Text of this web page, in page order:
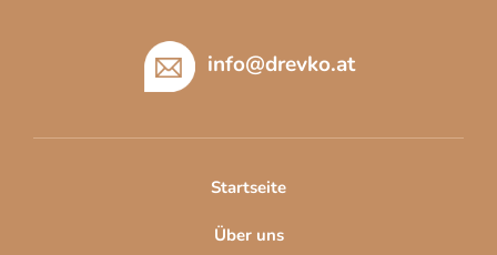
info@drevko.at
Startseite
Über uns